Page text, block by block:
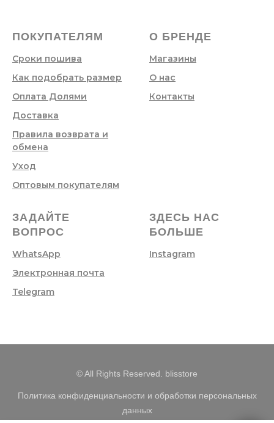
ПОКУПАТЕЛЯМ
Сроки пошива
Как подобрать размер
Оплата Долями
Доставка
Правила возврата и
обмена
Уход
Оптовым покупателям
О БРЕНДЕ
Магазины
О нас
Контакты
ЗАДАЙТЕ
ВОПРОС
WhatsApp
Электронная почта
Telegram
ЗДЕСЬ НАС
БОЛЬШЕ
Instagram
© All Rights Reserved. blisstore
Политика конфиденциальности и обработки персональных
данных